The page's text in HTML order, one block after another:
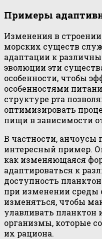
Примеры
Изменения в
морских существ
адаптации к
эволюции эти
особенности, чтобы
особенностями
структуре рта
оптимизировать
пищи в зависимости
В частности, анчоусы
интересный пример.
как изменяющаяся
адаптироваться к
доступность
при изменении среды
изменяться, чтобы
улавливать планктон
организмы, которые
их рациона.